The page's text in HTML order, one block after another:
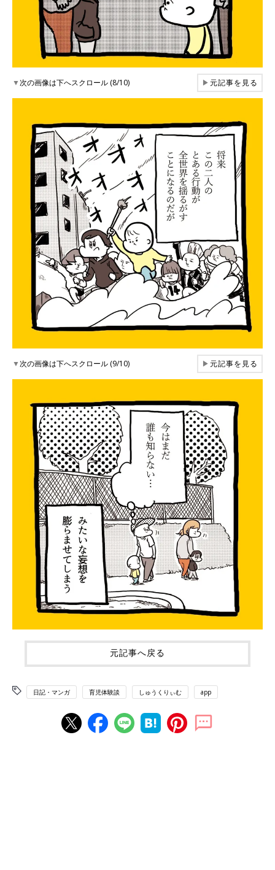
▼次の画像は下へスクロール (8/10) ▶元記事を見る
▼次の画像は下へスクロール (9/10) ▶元記事を見る
元記事へ戻る
日記・マンガ 育児体験談 しゅうくりぃむ app